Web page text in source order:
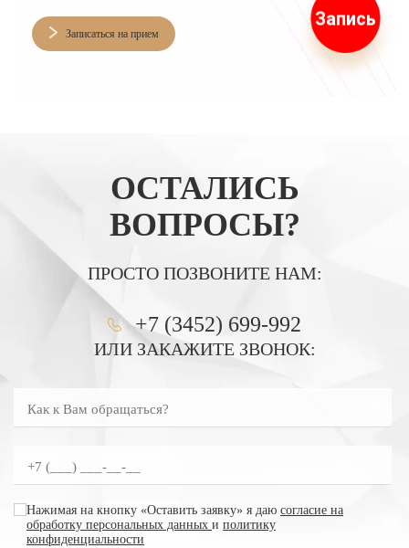
Запись
Записаться на прием
ОСТАЛИСЬ
ВОПРОСЫ?
ПРОСТО ПОЗВОНИТЕ НАМ:
+7 (3452) 699-992
ИЛИ ЗАКАЖИТЕ ЗВОНОК:
согласие на обработку персональных данных
Нажимая на кнопку «Оставить заявку» я даю согласие на
обработку персональных данных и политику
конфиденциальности